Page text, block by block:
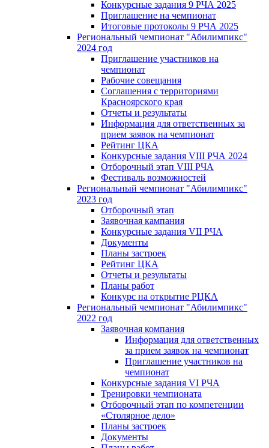
Конкурсные задания 9 РЧА 2025
Приглашение на чемпионат
Итоговые протоколы 9 РЧА 2025
Региональный чемпионат "Абилимпикс"
2024 год
Приглашение участников на
чемпионат
Рабочие совещания
Соглашения с территориями
Красноярского края
Отчеты и результаты
Информация для ответственных за
прием заявок на чемпионат
Рейтинг ЦКА
Конкурсные задания VIII РЧА 2024
Отборочный этап VIII РЧА
Фестиваль возможностей
Региональный чемпионат "Абилимпикс"
2023 год
Отборочный этап
Заявочная кампания
Конкурсные задания VII РЧА
Документы
Планы застроек
Рейтинг ЦКА
Отчеты и результаты
Планы работ
Конкурс на открытие РЦКА
Региональный чемпионат "Абилимпикс"
2022 год
Заявочная компания
Информация для ответственных
за прием заявок на чемпионат
Приглашение участников на
чемпионат
Конкурсные задания VI РЧА
Тренировки чемпионата
Отборочный этап по компетенции
«Столярное дело»
Планы застроек
Документы